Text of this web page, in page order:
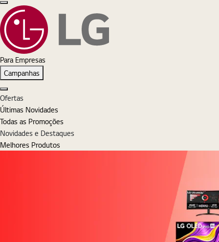
Fechar
Para Empresas
Campanhas
Fechar
Ofertas
Últimas Novidades
Todas as Promoções
Novidades e Destaques
Melhores Produtos